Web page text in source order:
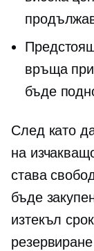
връща
бъде
След като
на
става
бъде
изтекъл